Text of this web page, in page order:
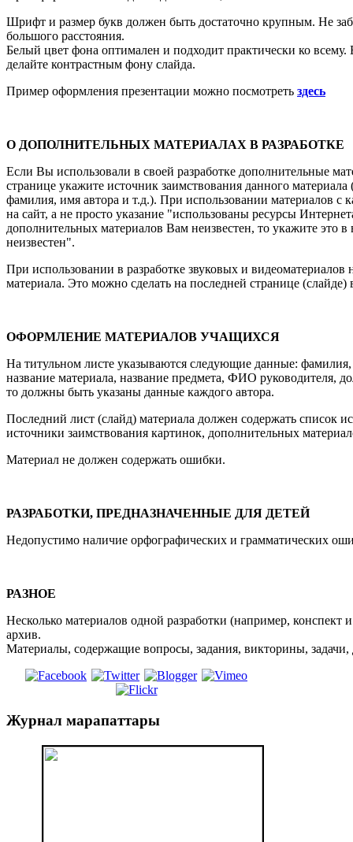
Шрифт и размер букв должен быть достаточно крупным. Не
большого расстояния.
Белый цвет фона оптимален и подходит практически ко
делайте контрастным фону слайда.
Пример оформления презентации можно посмотреть здесь
О ДОПОЛНИТЕЛЬНЫХ МАТЕРИАЛАХ В РАЗРАБОТКЕ
Если Вы использовали в своей разработке дополнительные
странице укажите источник заимствования данного
фамилия, имя автора и т.д.). При использовании материалов с
на сайт, а не просто указание "использованы ресурсы
дополнительных материалов Вам неизвестен, то укажите это
неизвестен".
При использовании в разработке звуковых и видеоматериалов
материала. Это можно сделать на последней странице
ОФОРМЛЕНИЕ МАТЕРИАЛОВ УЧАЩИХСЯ
На титульном листе указываются следующие данные:
название материала, название предмета, ФИО руководителя,
то должны быть указаны данные каждого автора.
Последний лист (слайд) материала должен содержать список
источники заимствования картинок, дополнительных
Материал не должен содержать ошибки.
РАЗРАБОТКИ, ПРЕДНАЗНАЧЕННЫЕ ДЛЯ ДЕТЕЙ
Недопустимо наличие орфографических и грамматических
РАЗНОЕ
Несколько материалов одной разработки (например, конспект
архив.
Материалы, содержащие вопросы, задания, викторины, задачи,
Журнал марапаттары